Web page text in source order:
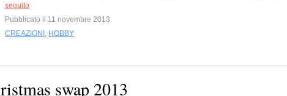
seguito
Pubblicato il 11 novembre 2013
CREAZIONI , HOBBY
swap 2013